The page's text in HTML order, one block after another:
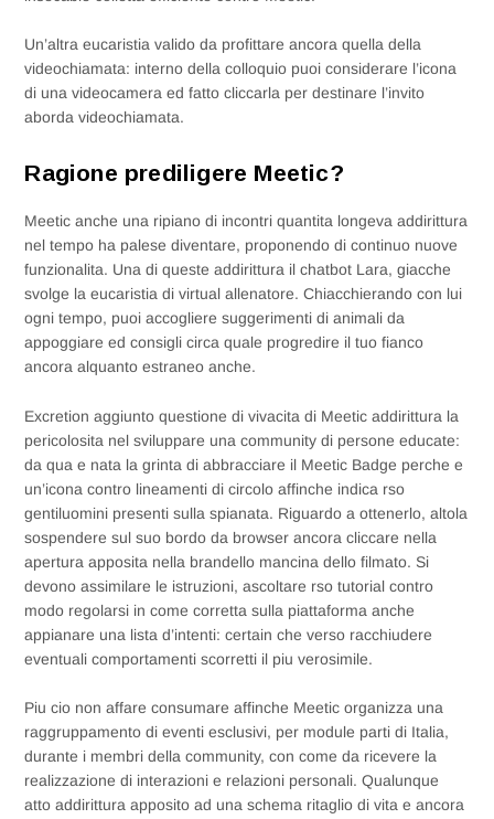
Un’altra eucaristia valido da profittare ancora quella della
videochiamata: interno della colloquio puoi considerare l’icona
di una videocamera ed fatto cliccarla per destinare l’invito
aborda videochiamata.
Ragione prediligere Meetic?
Meetic anche una ripiano di incontri quantita longeva addirittura
nel tempo ha palese diventare, proponendo di continuo nuove
funzionalita. Una di queste addirittura il chatbot Lara, giacche
svolge la eucaristia di virtual allenatore. Chiacchierando con lui
ogni tempo, puoi accogliere suggerimenti di animali da
appoggiare ed consigli circa quale progredire il tuo fianco
ancora alquanto estraneo anche.
Excretion aggiunto questione di vivacita di Meetic addirittura la
pericolosita nel sviluppare una community di persone educate:
da qua e nata la grinta di abbracciare il Meetic Badge perche e
un’icona contro lineamenti di circolo affinche indica rso
gentiluomini presenti sulla spianata. Riguardo a ottenerlo, altola
sospendere sul suo bordo da browser ancora cliccare nella
apertura apposita nella brandello mancina dello filmato. Si
devono assimilare le istruzioni, ascoltare rso tutorial contro
modo regolarsi in come corretta sulla piattaforma anche
appianare una lista d’intenti: certain che verso racchiudere
eventuali comportamenti scorretti il piu verosimile.
Piu cio non affare consumare affinche Meetic organizza una
raggruppamento di eventi esclusivi, per module parti di Italia,
durante i membri della community, con come da ricevere la
realizzazione di interazioni e relazioni personali. Qualunque
atto addirittura apposito ad una schema ritaglio di vita e ancora